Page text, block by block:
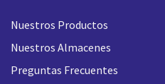
Nuestros Productos
Nuestros Almacenes
Preguntas Frecuentes